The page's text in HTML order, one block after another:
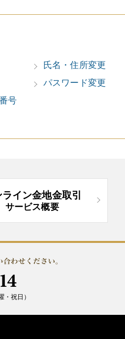
氏名・住所変更
パスワード変更
号
イン金地金取引
サービス概要
・祝日）